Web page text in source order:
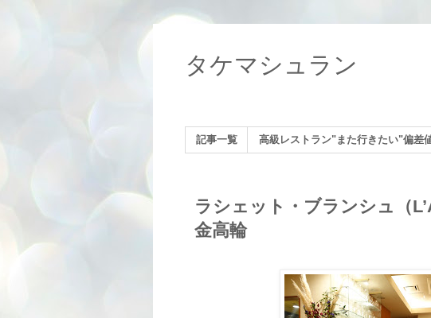
タケマシュラン
記事一覧 高級レストラン"また行きたい"偏差
ラシェット・ブランシュ（
金高輪